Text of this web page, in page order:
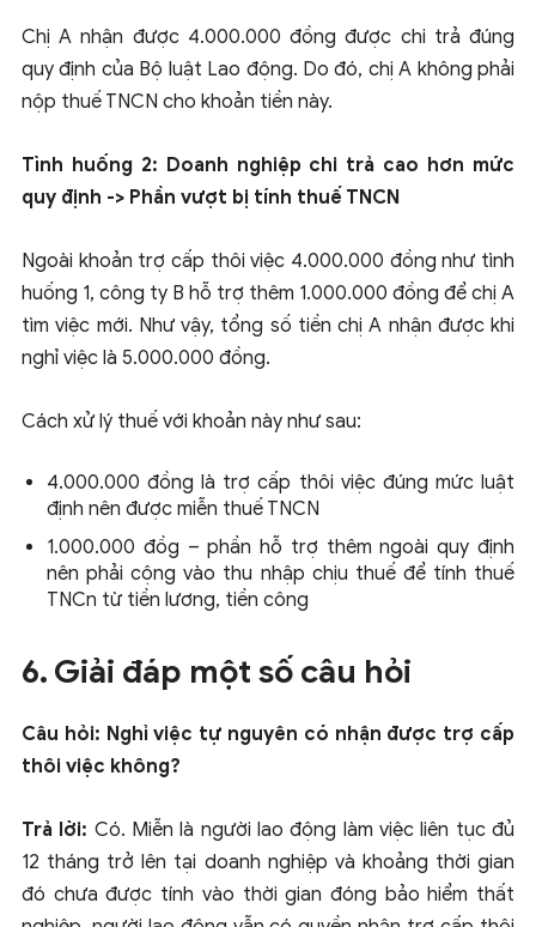
Chị A nhận được 4.000.000 đồng được chi trả đúng
quy định của Bộ luật Lao động. Do đó, chị A không phải
nộp thuế TNCN cho khoản tiền này.
Tình huống 2: Doanh nghiệp chi trả cao hơn mức
quy định -> Phần vượt bị tính thuế TNCN
Ngoài khoản trợ cấp thôi việc 4.000.000 đồng như tình
huống 1, công ty B hỗ trợ thêm 1.000.000 đồng để chị A
tìm việc mới. Như vậy, tổng số tiền chị A nhận được khi
nghỉ việc là 5.000.000 đồng.
Cách xử lý thuế với khoản này như sau:
4.000.000 đồng là trợ cấp thôi việc đúng mức luật
định nên được miễn thuế TNCN
1.000.000 đồg – phần hỗ trợ thêm ngoài quy định
nên phải cộng vào thu nhập chịu thuế để tính thuế
TNCn từ tiền lương, tiền công
6. Giải đáp một số câu hỏi
Câu hỏi: Nghỉ việc tự nguyên có nhận được trợ cấp
thôi việc không?
Trả lời: Có. Miễn là người lao động làm việc liên tục đủ
12 tháng trở lên tại doanh nghiệp và khoảng thời gian
đó chưa được tính vào thời gian đóng bảo hiểm thất